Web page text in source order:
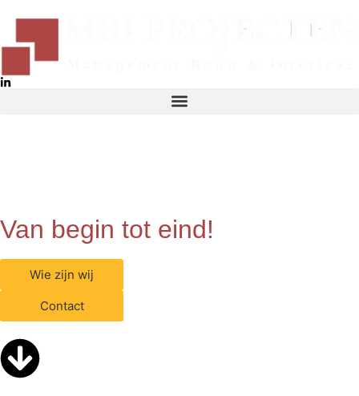
Van begin tot eind!
Wie zijn wij
Contact